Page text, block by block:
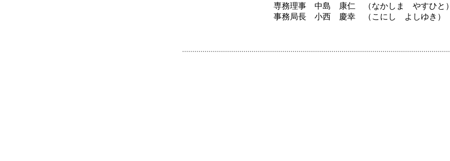
専務理事 中島 康仁 （なかしま やすひと）
事務局長 小西 慶幸 （こにし よしゆき）